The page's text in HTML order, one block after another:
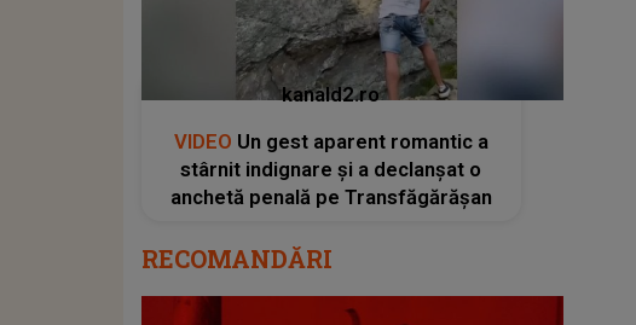
kanald2.ro
VIDEO Un gest aparent romantic a
stârnit indignare și a declanșat o
anchetă penală pe Transfăgărășan
RECOMANDĂRI